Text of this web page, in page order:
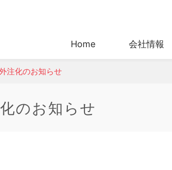
Home 会社情報
注化のお知らせ
のお知らせ